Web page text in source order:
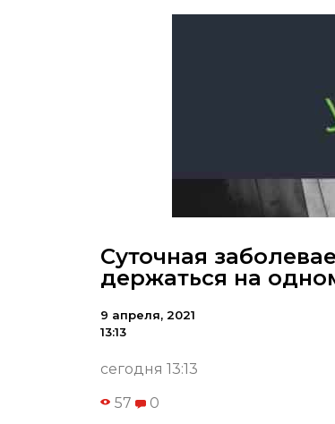
Суточная
держаться на
9 апреля, 2021
13:13
сегодня 13:13
57 0